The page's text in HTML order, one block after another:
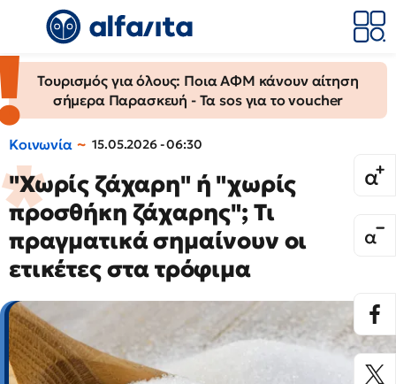
Τουρισμός για όλους: Ποια ΑΦΜ κάνουν αίτηση
σήμερα Παρασκευή - Τα sos για το voucher
Κοινωνία 15.05.2026 - 06:30
"Χωρίς ζάχαρη" ή "χωρίς
προσθήκη ζάχαρης"; Τι
πραγματικά σημαίνουν οι
ετικέτες στα τρόφιμα